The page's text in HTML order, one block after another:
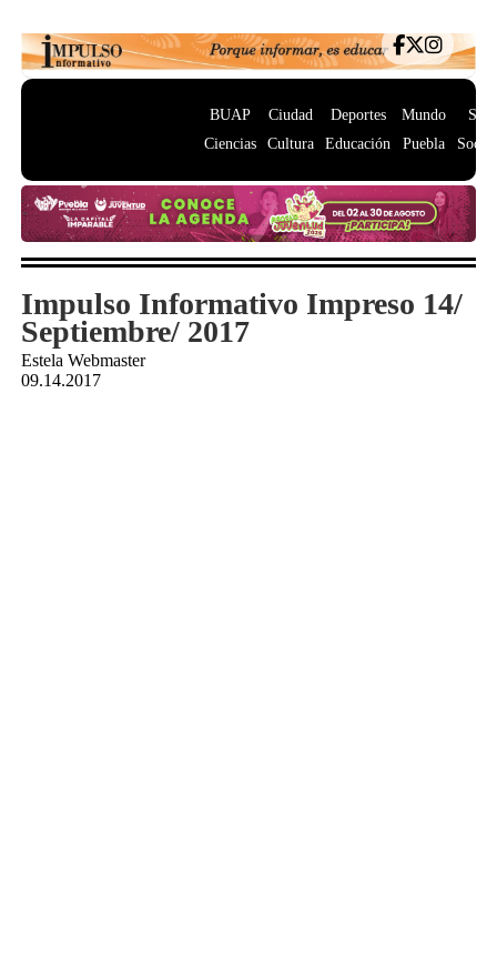
BUAP
Ciencias
Ciudad
Cultura
Deportes
Educación
Mundo
Puebla
Impulso Informativo Impreso 14/
Septiembre/ 2017
Estela Webmaster
09.14.2017